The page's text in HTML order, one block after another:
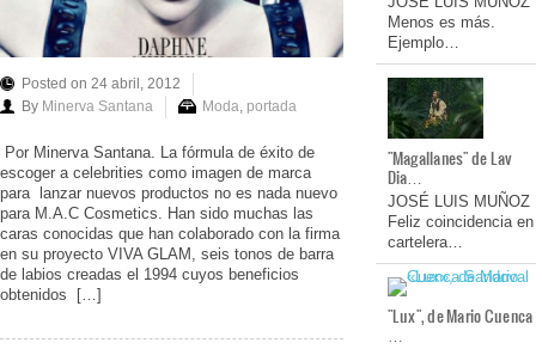
Posted on 24 abril, 2012
By Minerva Santana Moda, portada
Por Minerva Santana. La fórmula de éxito de
escoger a celebrities como imagen de marca
para lanzar nuevos productos no es nada nuevo
para M.A.C Cosmetics. Han sido muchas las
caras conocidas que han colaborado con la firma
en su proyecto VIVA GLAM, seis tonos de barra
de labios creadas el 1994 cuyos beneficios
obtenidos […]
Menos es más.
Ejemplo…
"Magallanes" de Lav
Dia…
JOSÉ LUIS MUÑOZ
Feliz coincidencia en
cartelera…
"Lux", de Mario Cuenca
…